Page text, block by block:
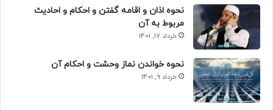
نحوه اذان و اقامه گفتن و احکام و احادیث
مربوط به آن
خرداد 17, 1401
نحوه خواندن نماز وحشت و احکام آن
خرداد 9, 1401